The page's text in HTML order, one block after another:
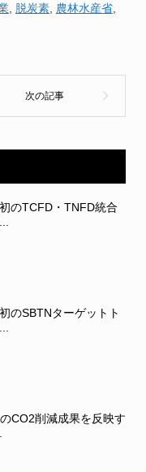
, 脱炭素, 農林水産省,
のTCFD・TNFD統合
のSBTNターゲットト
CO2削減成果を反映す